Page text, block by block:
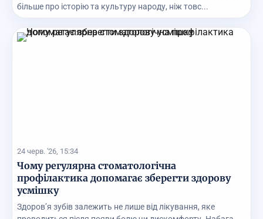
більше про історію та культуру народу, ніж товс...
24 черв. '26, 15:34
Чому регулярна стоматологічна
профілактика допомагає зберегти здорову
усмішку
Здоров’я зубів залежить не лише від лікування, яке